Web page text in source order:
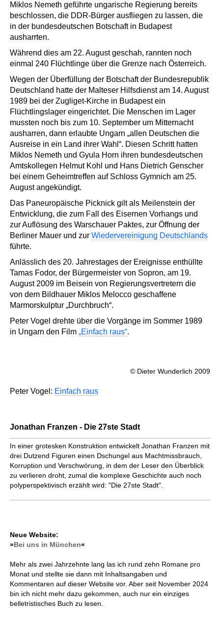
Miklos Nemeth geführte ungarische Regierung bereits
beschlossen, die DDR-Bürger ausfliegen zu lassen, die
in der bundesdeutschen Botschaft in Budapest
ausharrten.
Während dies am 22. August geschah, rannten noch
einmal 240 Flüchtlinge über die Grenze nach Österreich.
Wegen der Überfüllung der Botschaft der Bundesrepublik
Deutschland hatte der Malteser Hilfsdienst am 14. August
1989 bei der Zugliget-Kirche in Budapest ein
Flüchtlingslager eingerichtet. Die Menschen im Lager
mussten noch bis zum 10. September um Mitternacht
ausharren, dann erlaubte Ungarn „allen Deutschen die
Ausreise in ein Land ihrer Wahl“. Diesen Schritt hatten
Miklos Nemeth und Gyula Horn ihren bundesdeutschen
Amtskollegen Helmut Kohl und Hans Dietrich Genscher
bei einem Geheimtreffen auf Schloss Gymnich am 25.
August angekündigt.
Das Paneuropäische Picknick gilt als Meilenstein der
Entwicklung, die zum Fall des Eisernen Vorhangs und
zur Auflösung des Warschauer Paktes, zur Öffnung der
Berliner Mauer und zur Wiedervereinigung Deutschlands
führte.
Anlässlich des 20. Jahrestages der Ereignisse enthüllte
Tamas Fodor, der Bürgermeister von Sopron, am 19.
August 2009 im Beisein von Regierungsvertretern die
von dem Bildhauer Miklos Melocco geschaffene
Marmorskulptur „Durchbruch“.
Peter Vogel drehte über die Vorgänge im Sommer 1989
in Ungarn den Film „Einfach raus“.
© Dieter Wunderlich 2009
Peter Vogel: Einfach raus
Jonathan Franzen - Die 27ste Stadt
In einer grotesken Konstruktion entwickelt Jonathan Franzen mit
drei Dutzend Figuren einen Dschungel aus Machtmissbrauch,
Korruption und Verschwörung, in dem der Leser den Überblick
zu verlieren droht, zumal die komplexe Geschichte auch noch
polyperspektivisch erzählt wird: "Die 27ste Stadt".
Neue Website:
»Bei uns in München«
Mehr als zwei Jahrzehnte lang las ich rund zehn Romane pro
Monat und stellte sie dann mit Inhaltsangaben und
Kommentaren auf dieser Website vor. Aber seit November 2024
bin ich nicht mehr dazu gekommen, auch nur ein einziges
belletristisches Buch zu lesen.